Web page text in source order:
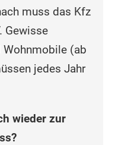
muss das Kfz
Gewisse
Wohnmobile (ab
jedes Jahr
wieder zur